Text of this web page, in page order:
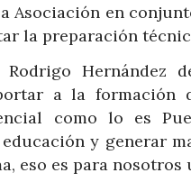
Asociación en
la preparación
Rodrigo Hernández
a la formación
como lo es
y generar
eso es para nosotros